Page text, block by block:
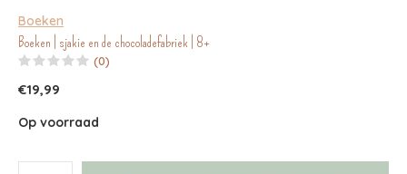
Boeken
Boeken | sjakie en de chocoladefabriek | 8+
(0)
€19,99
Op voorraad